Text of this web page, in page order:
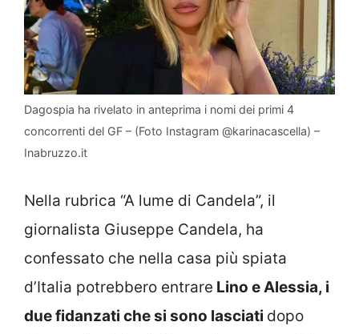
Dagospia ha rivelato in anteprima i nomi dei primi 4
concorrenti del GF – (Foto Instagram @karinacascella) –
Inabruzzo.it
Nella rubrica “A lume di Candela”, il
giornalista Giuseppe Candela, ha
confessato che nella casa più spiata
d’Italia potrebbero entrare Lino e Alessia, i
due fidanzati che si sono lasciati dopo